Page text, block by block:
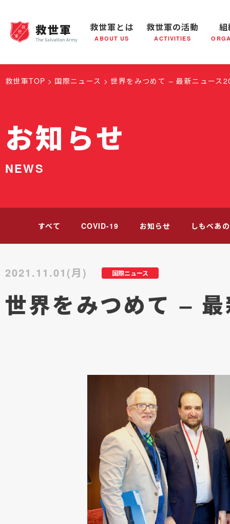
救世軍とは
ABOUT US
救世軍とは 世界が抱えている社会問題 救世軍
救世軍の活動
ACTIVITIES
救世軍の活動 社会鍋
組織概要
救世軍TOP 国際ニュース 世界をみつめて – 最新ニュース
お知らせ
NEWS
すべて COVID-19 お知らせ しもべあ
国際ニュース
2021.11.01(月)
世界をみつめて –